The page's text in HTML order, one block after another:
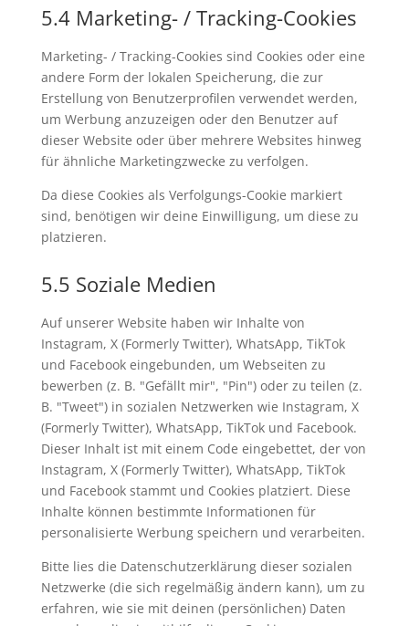
5.4 Marketing- / Tracking-Cookies
Marketing- / Tracking-Cookies sind Cookies oder eine
andere Form der lokalen Speicherung, die zur
Erstellung von Benutzerprofilen verwendet werden,
um Werbung anzuzeigen oder den Benutzer auf
dieser Website oder über mehrere Websites hinweg
für ähnliche Marketingzwecke zu verfolgen.
Da diese Cookies als Verfolgungs-Cookie markiert
sind, benötigen wir deine Einwilligung, um diese zu
platzieren.
5.5 Soziale Medien
Auf unserer Website haben wir Inhalte von
Instagram, X (Formerly Twitter), WhatsApp, TikTok
und Facebook eingebunden, um Webseiten zu
bewerben (z. B. "Gefällt mir", "Pin") oder zu teilen (z.
B. "Tweet") in sozialen Netzwerken wie Instagram, X
(Formerly Twitter), WhatsApp, TikTok und Facebook.
Dieser Inhalt ist mit einem Code eingebettet, der von
Instagram, X (Formerly Twitter), WhatsApp, TikTok
und Facebook stammt und Cookies platziert. Diese
Inhalte können bestimmte Informationen für
personalisierte Werbung speichern und verarbeiten.
Bitte lies die Datenschutzerklärung dieser sozialen
Netzwerke (die sich regelmäßig ändern kann), um zu
erfahren, wie sie mit deinen (persönlichen) Daten